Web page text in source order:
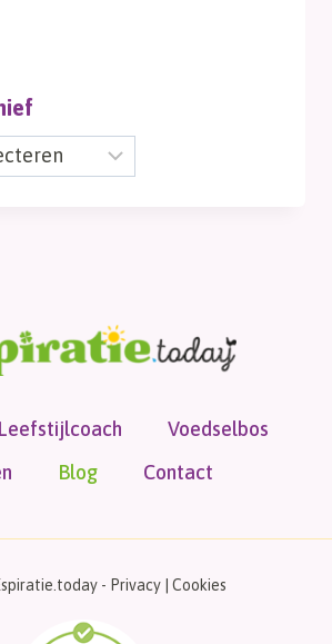
Leefstijlcoach
Voedselbos
Blog Contact
- Privacy| Cookies